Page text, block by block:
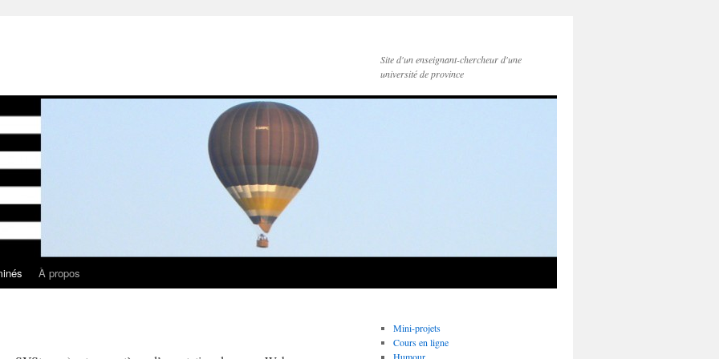
Site d'un enseignant-chercheur d'une
université de province
À propos
Mini-projets
Cours en ligne